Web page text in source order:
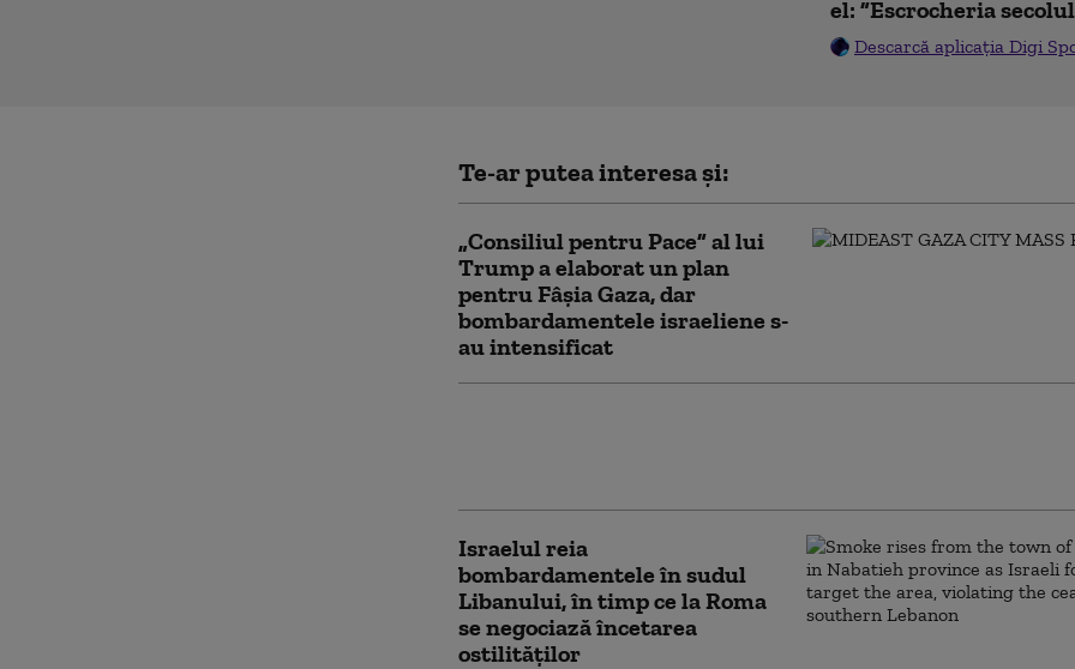
el: ”Escrocheria
Descarcă aplicația Digi
Te-ar putea interesa și:
„Consiliul pentru Pace” al lui
Trump a elaborat un plan
pentru Fâșia Gaza, dar
bombardamentele israeliene s-
au intensificat
Israelul reia
bombardamentele în sudul
Libanului, în timp ce la Roma
se negociază încetarea
ostilităților